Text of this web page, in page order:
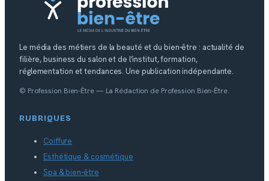
Le média des métiers de la beauté et du bien-être : actualité de
filière, business du salon et de l’institut, formation,
réglementation et tendances. Une publication indépendante.
© Profession Bien-Être — La Rédaction de Profession Bien-Être.
RUBRIQUES
Coiffure
Esthétique & cosmétique
Spa & bien-être